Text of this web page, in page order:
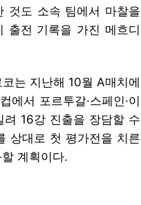
것도 소속 팀에서 마찰을
출전 기록을 가진 메흐디
는 지난해 10월 A매치에
서 포르투갈·스페인·이
려 16강 진출을 장담할 수
상대로 첫 평가전을 치른
계획이다.